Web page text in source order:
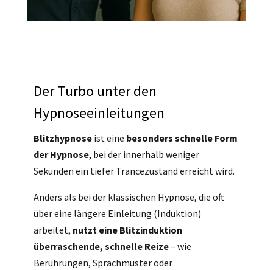
Der Turbo unter den
Hypnoseeinleitungen
Blitzhypnoseist eine besonders schnelle Form
der Hypnose, bei der innerhalb weniger
Sekunden ein tiefer Trancezustand erreicht wird.
Anders als bei der klassischen Hypnose, die oft
über eine längere Einleitung (Induktion)
arbeitet, nutzt eine Blitzinduktion
überraschende, schnelle Reize– wie
Berührungen, Sprachmuster oder